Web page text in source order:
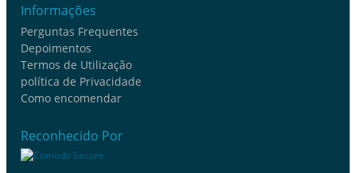
Informações
Perguntas Frequentes
Depoimentos
Termos de Utilização
política de Privacidade
Como encomendar
Reconhecido Por